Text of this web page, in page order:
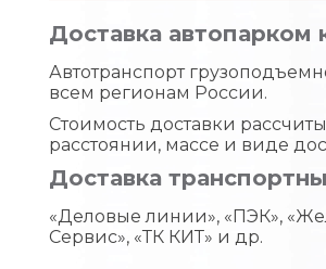
Доставка автопарком
Автотранспорт
всем регионам России.
Стоимость доставки
расстоянии, массе и виде
Доставка
«Деловые линии», «ПЭК»,
Сервис», «ТК КИТ» и др.